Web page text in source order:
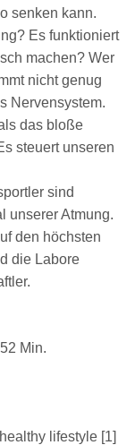
senken kann.
Es funktioniert
machen? Wer
nicht genug
Nervensystem.
das bloße
steuert unseren
sind
unserer Atmung.
den höchsten
die Labore
Min.
lifestyle [1]